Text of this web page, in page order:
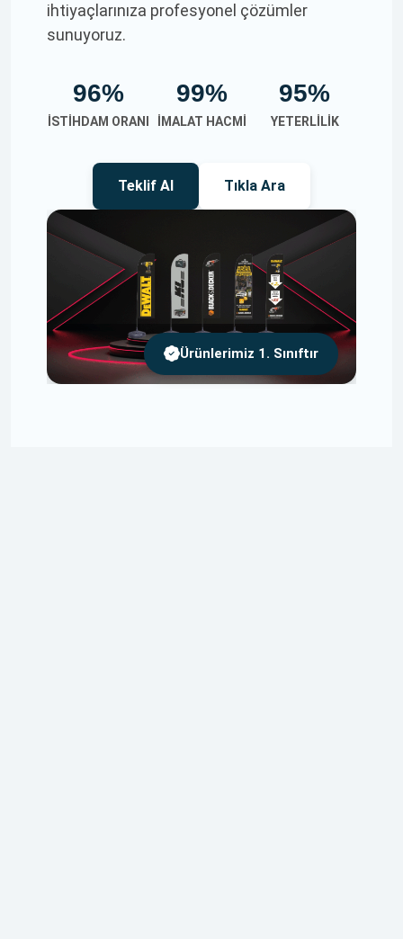
ihtiyaçlarınıza profesyonel çözümler
sunuyoruz.
96%
İSTIHDAM ORANI
99%
İMALAT HACMI
95%
YETERLILIK
Teklif Al Tıkla Ara
Ürünlerimiz 1. Sınıftır